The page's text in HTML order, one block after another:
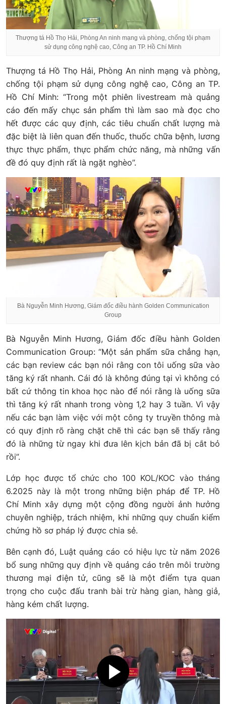
Thượng tá Hồ Thọ Hải, Phòng An ninh mạng và phòng, chống tội phạm
sử dụng công nghệ cao, Công an TP. Hồ Chí Minh
Thượng tá Hồ Thọ Hải, Phòng An ninh mạng và phòng,
chống tội phạm sử dụng công nghệ cao, Công an TP.
Hồ Chí Minh: “Trong một phiên livestream mà quảng
cáo đến mấy chục sản phẩm thì làm sao mà đọc cho
hết được các quy định, các tiêu chuẩn chất lượng mà
đặc biệt là liên quan đến thuốc, thuốc chữa bệnh, lương
thực thực phẩm, thực phẩm chức năng, mà những vấn
đề đó quy định rất là ngặt nghèo”.
Bà Nguyễn Minh Hương, Giám đốc điều hành Golden Communication
Group
Bà Nguyễn Minh Hương, Giám đốc điều hành Golden
Communication Group: “Một sản phẩm sữa chẳng hạn,
các bạn review các bạn nói rằng con tôi uống sữa vào
tăng ký rất nhanh. Cái đó là không đúng tại vì không có
bất cứ thông tin khoa học nào để nói rằng là uống sữa
thì tăng ký rất nhanh trong vòng 1,2 hay 3 tuần. Vì vậy
nếu các bạn làm việc với một công ty truyền thông mà
có quy định rõ ràng chặt chẽ thì các bạn sẽ thấy rằng
đó là những từ ngay khi đưa lên kịch bản đã bị cắt bỏ
rồi”.
Lớp học được tổ chức cho 100 KOL/KOC vào tháng
6.2025 này là một trong những biện pháp để TP. Hồ
Chí Minh xây dựng một cộng đồng người ảnh hưởng
chuyên nghiệp, trách nhiệm, khi những quy chuẩn kiểm
chứng hồ sơ pháp lý được chia sẻ.
Bên cạnh đó, Luật quảng cáo có hiệu lực từ năm 2026
bổ sung những quy định về quảng cáo trên môi trường
thương mại điện tử, cũng sẽ là một điểm tựa quan
trọng cho cuộc đấu tranh bài trừ hàng gian, hàng giả,
hàng kém chất lượng.